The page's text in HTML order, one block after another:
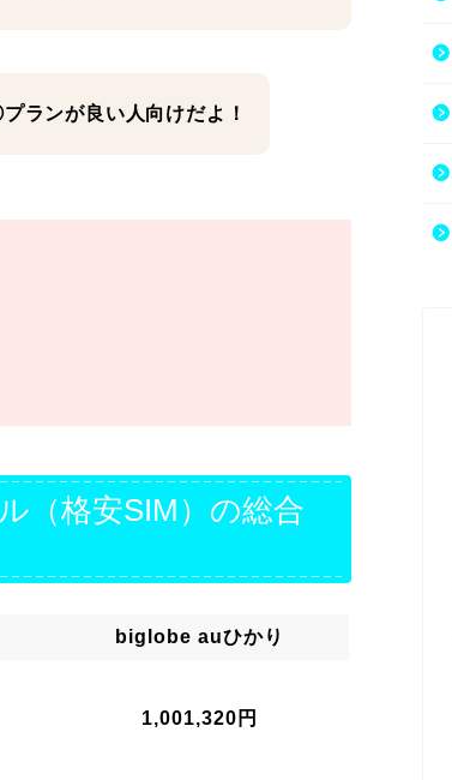
ランが良い人向けだよ！
（格安SIM）の総合
biglobe auひかり
1,001,320円